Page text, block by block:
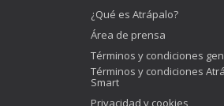
¿Qué es Atrápalo?
Área de prensa
Términos y condiciones
Términos y condiciones
Smart
Privacidad y cookies